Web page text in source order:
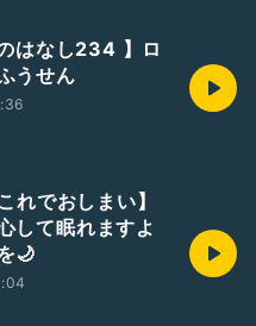
はなし234 】ロ
うせん
でおしまい】
して眠れますよ
🌙